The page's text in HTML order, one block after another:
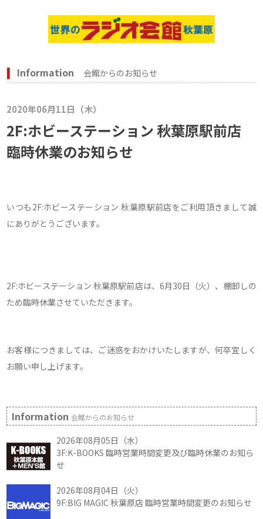
Information 会館からのお知らせ
2020年06月11日（木）
2F:ホビーステーション 秋葉原駅前店
臨時休業のお知らせ
いつも2F:ホビーステーション 秋葉原駅前店をご利用頂きまして誠
にありがとうございます。
2F:ホビーステーション 秋葉原駅前店は、6月30日（火）、棚卸しの
ため臨時休業させていただきます。
お客様につきましては、ご迷惑をおかけいたしますが、何卒宜しく
お願い申し上げます。
Information会館からのお知らせ
2026年08月05日（水）
3F:K-BOOKS 臨時営業時間変更及び臨時休業のお知ら
せ
2026年08月04日（火）
9F:BIG MAGIC 秋葉原店 臨時営業時間変更のお知らせ